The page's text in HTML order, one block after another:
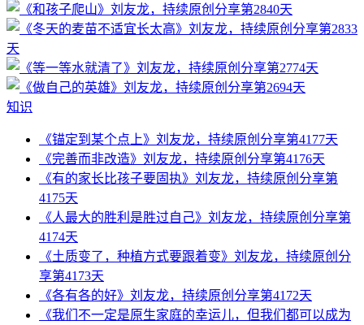
知识
《锚定到某个点上》刘友龙，持续原创分享第4177天
《完善而非改造》刘友龙，持续原创分享第4176天
《有的家长比孩子要固执》刘友龙，持续原创分享第
4175天
《人最大的胜利是胜过自己》刘友龙，持续原创分享第
4174天
《土质变了，种植方式要跟着变》刘友龙，持续原创分
享第4173天
《各有各的好》刘友龙，持续原创分享第4172天
《我们不一定是原生家庭的幸运儿，但我们都可以成为